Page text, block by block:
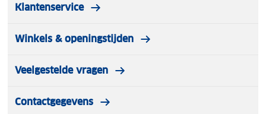
Klantenservice
Winkels & openingstijden
Veelgestelde vragen
Contactgegevens